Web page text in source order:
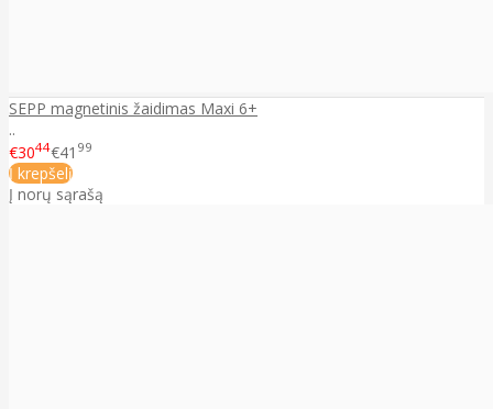
SEPP magnetinis žaidimas Maxi 6+
..
€3044€41 99
Į krepšelį
Į norų sąrašą